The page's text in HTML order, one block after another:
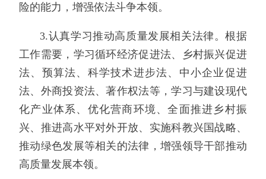
险的能力，增强依法斗争本领。
3.认真学习推动高质量发展相关法律。根据
工作需要，学习循环经济促进法、乡村振兴促进
法、预算法、科学技术进步法、中小企业促进
法、外商投资法、著作权法等，学习与建设现代
化产业体系、优化营商环境、全面推进乡村振
兴、推进高水平对外开放、实施科教兴国战略、
推动绿色发展等相关的法律，增强领导干部推动
高质量发展本领。